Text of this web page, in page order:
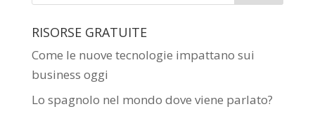
RISORSE GRATUITE
Come le nuove tecnologie impattano sui
business oggi
Lo spagnolo nel mondo dove viene parlato?